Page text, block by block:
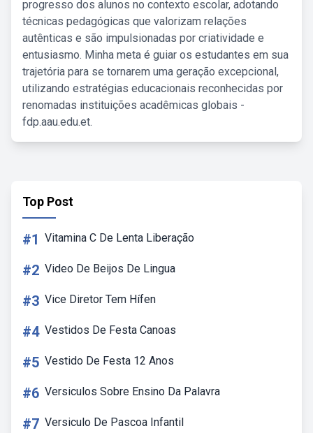
progresso dos alunos no contexto escolar, adotando
técnicas pedagógicas que valorizam relações
autênticas e são impulsionadas por criatividade e
entusiasmo. Minha meta é guiar os estudantes em sua
trajetória para se tornarem uma geração excepcional,
utilizando estratégias educacionais reconhecidas por
renomadas instituições acadêmicas globais -
fdp.aau.edu.et.
Top Post
#1 Vitamina C De Lenta Liberação
#2 Video De Beijos De Lingua
#3 Vice Diretor Tem Hífen
#4 Vestidos De Festa Canoas
#5 Vestido De Festa 12 Anos
#6 Versiculos Sobre Ensino Da Palavra
#7 Versiculo De Pascoa Infantil